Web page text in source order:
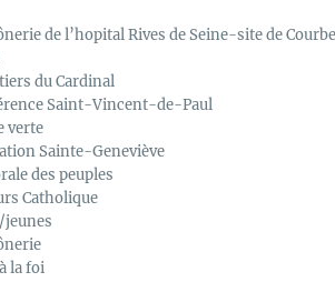
de l’hopital Rives de Seine-site de
du Cardinal
Saint-Vincent-de-Paul
verte
Sainte-Geneviève
des peuples
Catholique
la foi